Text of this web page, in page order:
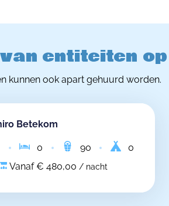
entiteiten
kunnen ook apart gehuurd worden.
Betekom
0 90
0
Vanaf € 480,00 / nacht